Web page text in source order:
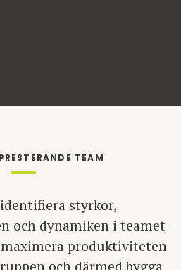
TEAM
styrkor,
och dynamiken i teamet
produktiviteten
och därmed bygga